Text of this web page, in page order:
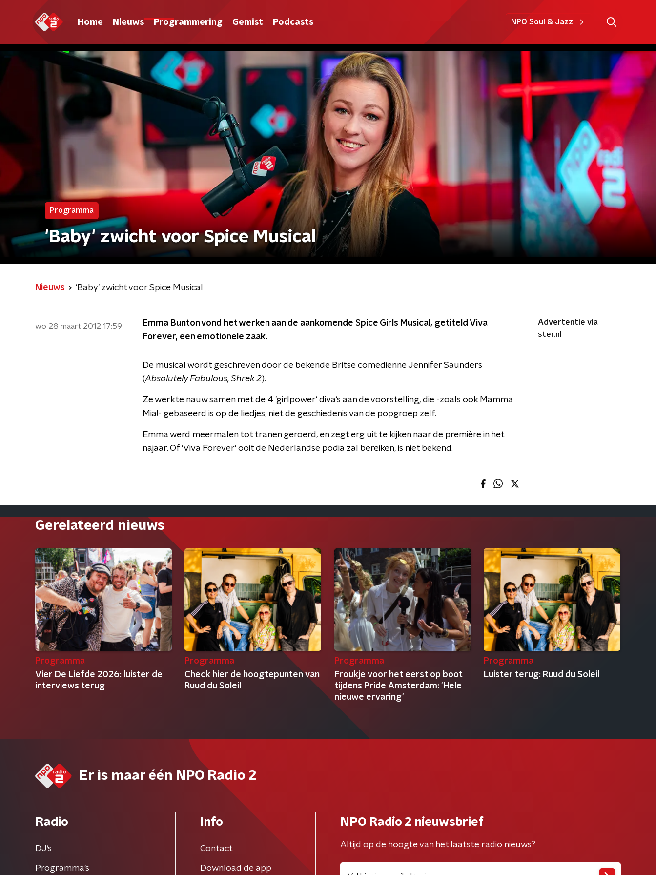
Home Nieuws Programmering Gemist Podcasts NPO Soul & Jazz
Programma
'Baby' zwicht voor Spice Musical
Nieuws 'Baby' zwicht voor Spice Musical
wo 28 maart 2012 17:59
Emma Bunton vond het werken aan de aankomende Spice Girls Musical, getiteld Viva
Forever, een emotionele zaak.
De musical wordt geschreven door de bekende Britse comedienne Jennifer Saunders
(Absolutely Fabulous, Shrek 2).
Ze werkte nauw samen met de 4 'girlpower' diva's aan de voorstelling, die -zoals ook Mamma
Mia!- gebaseerd is op de liedjes, niet de geschiedenis van de popgroep zelf.
Emma werd meermalen tot tranen geroerd, en zegt erg uit te kijken naar de première in het
najaar. Of 'Viva Forever' ooit de Nederlandse podia zal bereiken, is niet bekend.
Advertentie via
ster.nl
Gerelateerd nieuws
Programma
Vier De Liefde 2026: luister de
interviews terug
Programma
Check hier de hoogtepunten van
Ruud du Soleil
Programma
Froukje voor het eerst op boot
tijdens Pride Amsterdam: 'Hele
nieuwe ervaring'
Programma
Luister terug: Ruud du Soleil
Er is maar één NPO Radio 2
Radio
DJ’s
Programma's
Info
Contact
Download de app
NPO Radio 2 nieuwsbrief
Altijd op de hoogte van het laatste radio nieuws?